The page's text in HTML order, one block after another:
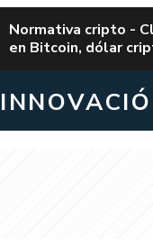
Normativa cripto -
en Bitcoin, dólar